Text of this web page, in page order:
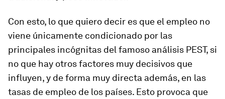
Con esto, lo que quiero decir es que el empleo no
viene únicamente condicionado por las
principales incógnitas del famoso análisis PEST, si
no que hay otros factores muy decisivos que
influyen, y de forma muy directa además, en las
tasas de empleo de los países. Esto provoca que